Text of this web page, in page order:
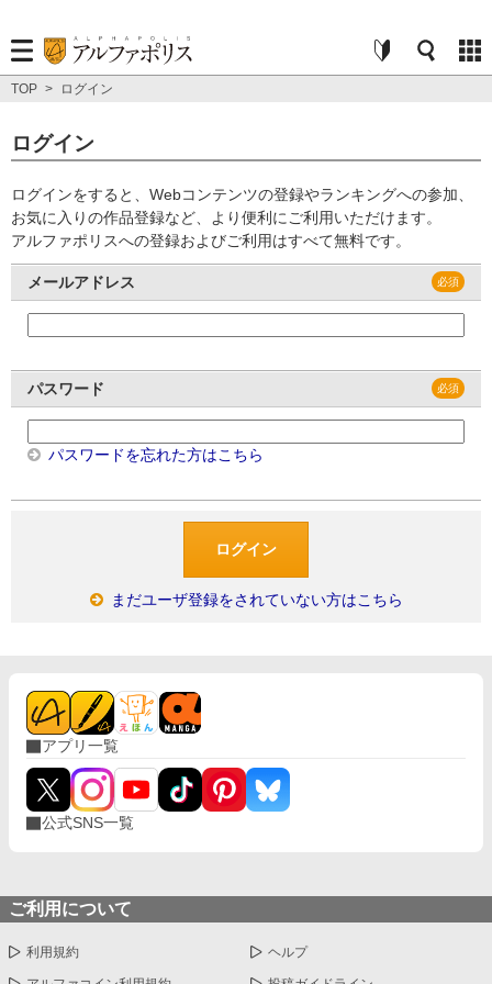
TOP > ログイン
ログイン
ログインをすると、Webコンテンツの登録やランキングへの参加、
お気に入りの作品登録など、より便利にご利用いただけます。
アルファポリスへの登録およびご利用はすべて無料です。
メールアドレス
パスワード
パスワードを忘れた方はこちら
まだユーザ登録をされていない方はこちら
アプリ一覧
公式SNS一覧
ご利用について
利用規約 ヘルプ